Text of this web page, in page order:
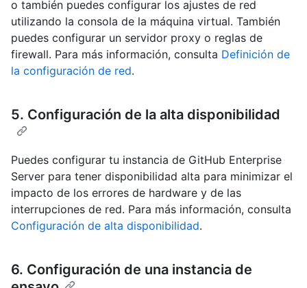
o también puedes configurar los ajustes de red
utilizando la consola de la máquina virtual. También
puedes configurar un servidor proxy o reglas de
firewall. Para más información, consulta Definición de
la configuración de red.
5. Configuración de la alta disponibilidad
Puedes configurar tu instancia de GitHub Enterprise
Server para tener disponibilidad alta para minimizar el
impacto de los errores de hardware y de las
interrupciones de red. Para más información, consulta
Configuración de alta disponibilidad.
6. Configuración de una instancia de